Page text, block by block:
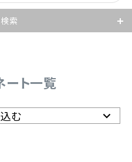
索
ート一覧
む